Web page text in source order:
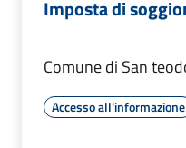
Imposta di
Comune di San
Accesso all'informazione